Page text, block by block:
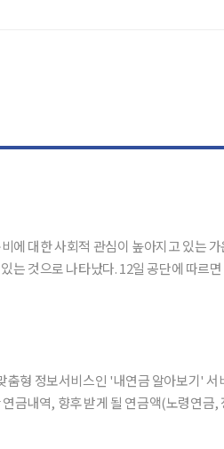
에 대한 사회적 관심이 높아지고 있는 가
. 12일 공단에 따르면 지난
춤형 정보서비스인 '내연금 알아보기' 서